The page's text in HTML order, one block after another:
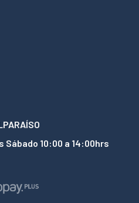
Sábado 10:00 a 14:00hrs